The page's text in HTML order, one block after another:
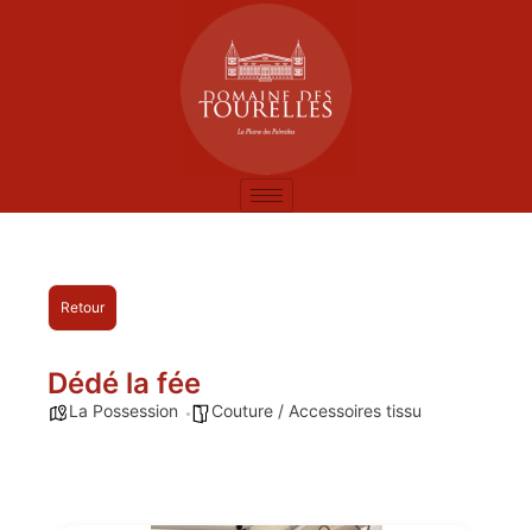
Retour
Dédé la fée
La Possession Couture / Accessoires tissu